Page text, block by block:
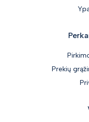
Prekių